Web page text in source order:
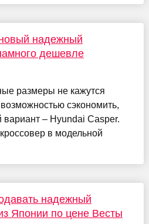
надежный
дешевле
размеры не кажутся
сэкономить,
– Hyundai Casper.
в модельной
надежный
Японии по цене Весты